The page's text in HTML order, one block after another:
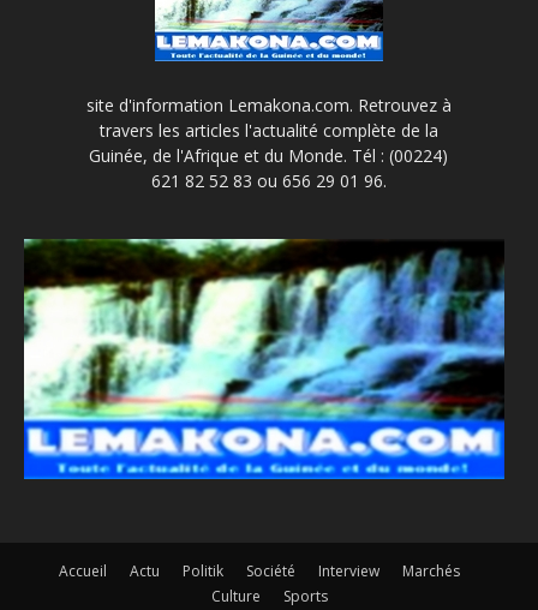
site d'information Lemakona.com. Retrouvez à
travers les articles l'actualité complète de la
Guinée, de l'Afrique et du Monde. Tél : (00224)
621 82 52 83 ou 656 29 01 96.
Accueil Actu Politik Société Interview
Marchés
Culture
Sports